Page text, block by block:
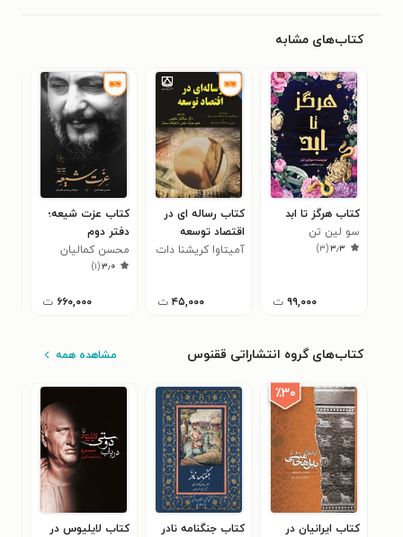
کتاب‌های مشابه
کتاب هرگز تا ابد
سو لین تن
۳٫۳(۳)
۹۹,۰۰۰ ت
کتاب رساله‌ ای در
اقتصاد توسعه
آمیتاوا کریشنا دات
۴۵,۰۰۰ ت
کتاب عزت شیعه؛
دفتر دوم
محسن کمالیان
۳٫۰(۱)
۶۶۰,۰۰۰ ت
کتاب‌های گروه انتشاراتی ققنوس مشاهده همه
٪۳۰
کتاب ایرانیان در
کتاب جنگنامه نادر
کتاب لایلیوس در